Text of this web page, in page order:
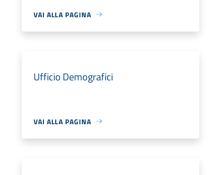
VAI ALLA PAGINA
Ufficio Demografici
VAI ALLA PAGINA